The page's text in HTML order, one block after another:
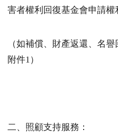
害者權利回復基金會申請權
（如補償、財產返還、名
附件1）
二、照顧支持服務：